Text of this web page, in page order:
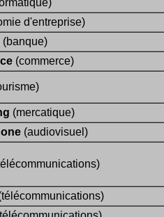
d'entreprise)
(banque)
(commerce)
(mercatique)
(audiovisuel)